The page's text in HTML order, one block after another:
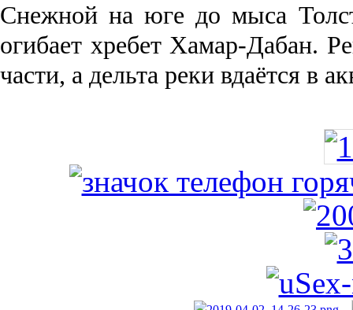
Снежной на юге до мыса
огибает хребет Хамар-Дабан.
части, а дельта реки вда­ётся в